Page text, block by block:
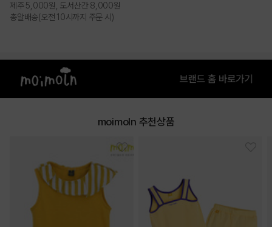
제주 5,000원, 도서산간 8,000원
총알배송(오전 10시까지 주문 시)
moimoln 추천상품